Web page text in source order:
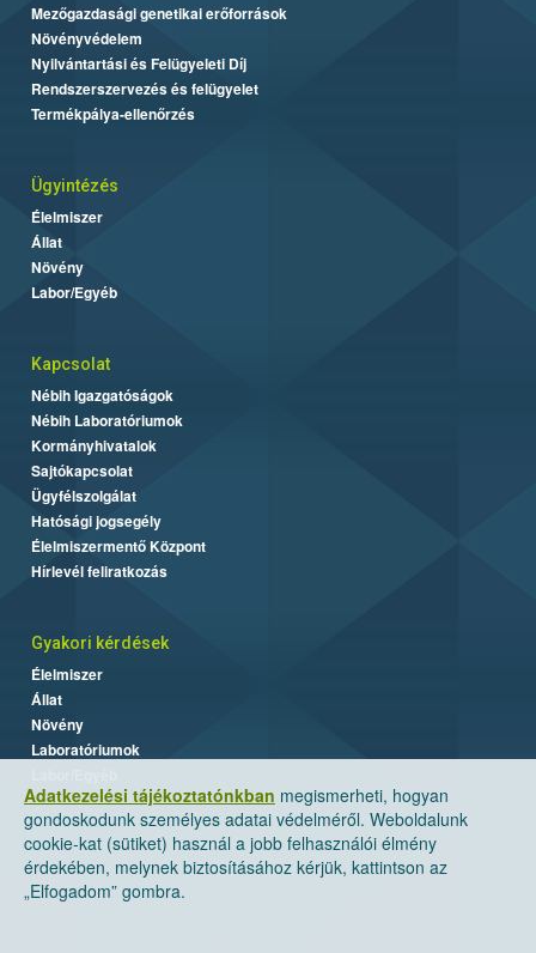
Adatkezelési tájékoztatónkban megismerheti, hogyan
gondoskodunk személyes adatai védelméről. Weboldalunk
cookie-kat (sütiket) használ a jobb felhasználói élmény
érdekében, melynek biztosításához kérjük, kattintson az
„Elfogadom” gombra.
Mezőgazdasági genetikai erőforrások
Növényvédelem
Nyilvántartási és Felügyeleti Díj
Rendszerszervezés és felügyelet
Termékpálya-ellenőrzés
Ügyintézés
Élelmiszer
Állat
Növény
Labor/Egyéb
Kapcsolat
Nébih Igazgatóságok
Nébih Laboratóriumok
Kormányhivatalok
Sajtókapcsolat
Ügyfélszolgálat
Hatósági jogsegély
Élelmiszermentő Központ
Hírlevél feliratkozás
Gyakori kérdések
Élelmiszer
Állat
Növény
Laboratóriumok